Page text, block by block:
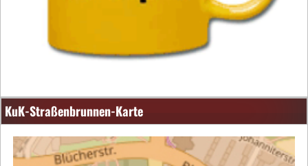
KuK-Straßenbrunnen-Karte